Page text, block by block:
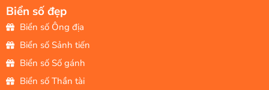
Biển số đẹp
Biển số Ông địa
Biển số Sảnh tiến
Biển số Số gánh
Biển số Thần tài